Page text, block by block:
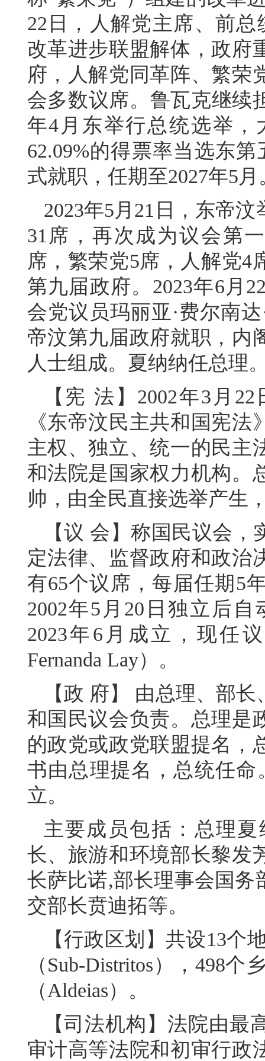
22日，人解党主席、前
改革进步联盟解体，政府
府，人解党同革阵、繁荣
会多数议席。鲁瓦克继续
年4月东举行总统选举
62.09%的得票率当选东
式就职，任期至2027年5月
2023年5月21日，东帝
31席，再次成为议会第
席，繁荣党5席，人解党4
第九届政府。2023年6月
会党议员玛丽亚·费尔南
帝汶第九届政府就职，内
人士组成。夏纳纳任总理
【宪 法】2002年3月
《东帝汶民主共和国宪
主权、独立、统一的民主
和法院是国家权力机构。
帅，由全民直接选举产生
【议 会】称国民议会
定法律、监督政府和政治
有65个议席，每届任期5
2002年5月20日独立后
2023年6月成立，现任
Fernanda Lay）。
【政 府】 由总理、部
和国民议会负责。总理是
的政党或政党联盟提名，
书由总理提名，总统任命
立。
主要成员包括：总理
长、旅游和环境部长黎发
长萨比诺,部长理事会国
交部长贲迪拓等。
【行政区划】共设13个
（Sub-Distritos），498个
（Aldeias）。
【司法机构】法院由
审计高等法院和初审行政